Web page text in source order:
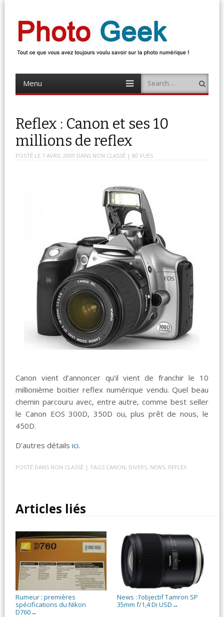
Photo Geek
Menu
content
Search
Reflex : Canon et ses 10
millions de reflex
POSTÉ LE 7 AVRIL 2009 DANS NON CLASSÉ | 80 VUES
Canon vient d’annoncer qu’il vient de franchir le 10
millionième boitier reflex numérique vendu. Quel beau
chemin parcouru avec, entre autre, comme best seller
le Canon EOS 300D, 350D ou, plus prêt de nous, le
450D.
D’autres détailsici.
POSTÉ DANS NON CLASSÉ | TAGS CANON, DIVERS, NEWS, REFLEX
Articles liés
Rumeur : premières
spécifications du Nikon
D760→
News : l’objectif Tamron SP
35mm f/1,4 Di USD →